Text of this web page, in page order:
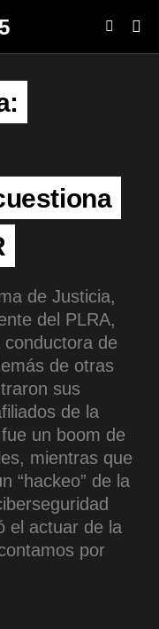
de Justicia,
del PLRA,
de
de otras
sus
de la
un boom de
mientras que
“hackeo” de la
el actuar de la
por